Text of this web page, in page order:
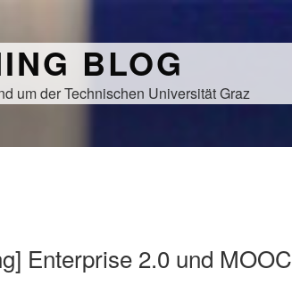
BLOG
um der Technischen Universität Graz
Enterprise 2.0 und MOOC